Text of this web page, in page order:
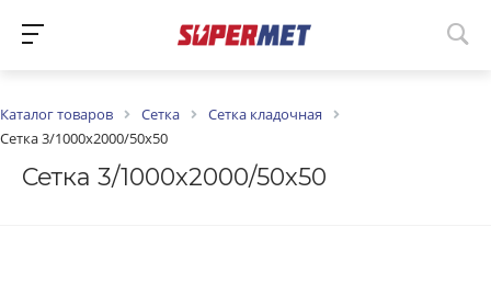
Каталог товаров Сетка
Сетка кладочная
Сетка 3/1000х2000/50х50
Сетка 3/1000х2000/50х50